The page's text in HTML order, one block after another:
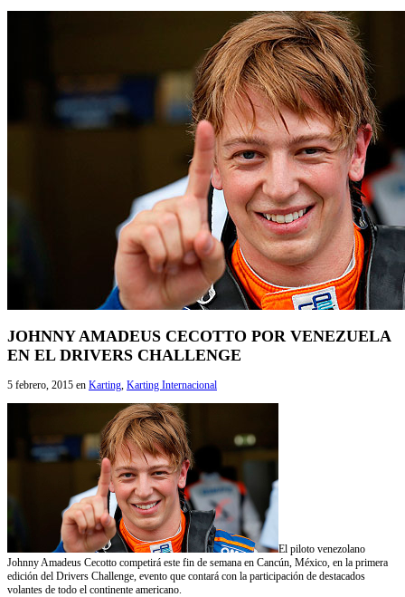
JOHNNY AMADEUS CECOTTO POR VENEZUELA
EN EL DRIVERS CHALLENGE
5 febrero, 2015 en Karting Karting Internacional
El piloto venezolano
Johnny Amadeus Cecotto competirá este fin de semana en Cancún, México, en la primera
edición del Drivers Challenge, evento que contará con la participación de destacados
volantes de todo el continente americano.